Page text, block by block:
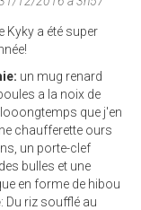
Kyky a été super
un mug renard
a la noix de
que j'en
chaufferette ours
un porte-clef
bulles et une
en forme de hibou
: Du riz soufflé au